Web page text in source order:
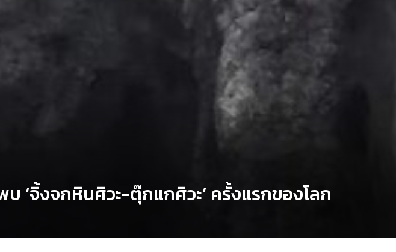
‘จิ้งจกหินศิวะ-ตุ๊กแกศิวะ’ ครั้งแรกของโลก